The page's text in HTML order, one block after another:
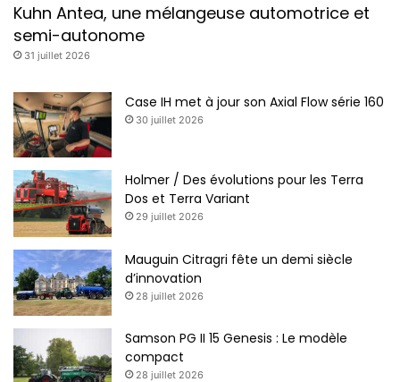
Rouleaux simples ou doubles permettent de supporter
l’outil lors des manoeuvres, sans employer l’essieu de
transport.
Kuhn Antea, une mélangeuse automotrice et
semi-autonome
31 juillet 2026
Case IH met à jour son Axial Flow série 160
30 juillet 2026
Holmer / Des évolutions pour les Terra
Dos et Terra Variant
29 juillet 2026
Mauguin Citragri fête un demi siècle
d’innovation
28 juillet 2026
Samson PG II 15 Genesis : Le modèle
compact
28 juillet 2026